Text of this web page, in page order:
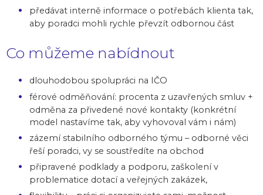
předávat interně informace o potřebách klienta tak,
aby poradci mohli rychle převzít odbornou část
Co můžeme nabídnout
dlouhodobou spolupráci na IČO
férové odměňování: procenta z uzavřených smluv +
odměna za přivedené nové kontakty (konkrétní
model nastavíme tak, aby vyhovoval vám i nám)
zázemí stabilního odborného týmu – odborné věci
řeší poradci, vy se soustředíte na obchod
připravené podklady a podporu, zaškolení v
problematice dotací a veřejných zakázek,